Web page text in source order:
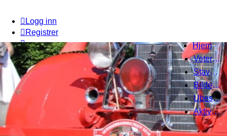
Logg inn
Registrer
Hjem
Veteranbrannbiltreff 2008
Stavanger Brannbilklubb
Bildegalleri
Ubesvarte innlegg
Aktive emner